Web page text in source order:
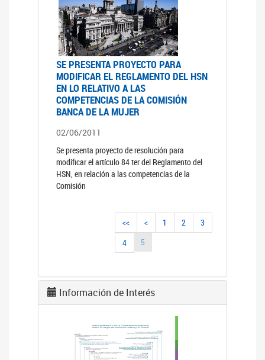
SE PRESENTA PROYECTO PARA
MODIFICAR EL REGLAMENTO DEL HSN
EN LO RELATIVO A LAS
COMPETENCIAS DE LA COMISIÓN
BANCA DE LA MUJER
02/06/2011
Se presenta proyecto de resolución para
modificar el artículo 84 ter del Reglamento del
HSN, en relación a las competencias de la
Comisión
<< < 1 2
3
4
5
Información de Interés